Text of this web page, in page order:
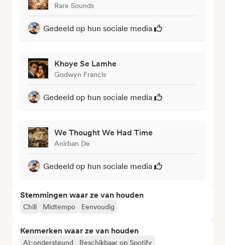
Rare Sounds
Gedeeld op hun sociale media
Khoye Se Lamhe
Godwyn Francis
Gedeeld op hun sociale media
We Thought We Had Time
Anirban De
Gedeeld op hun sociale media
Stemmingen waar ze van houden
Chill Midtempo Eenvoudig
Kenmerken waar ze van houden
AI-ondersteund Beschikbaar op Spotify